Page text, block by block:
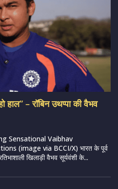
हाल” – रॉबिन उथप्पा की वैभव
Sensational Vaibhav
(image via BCCI/X) भारत के पूर्व
खिलाड़ी वैभव सूर्यवंशी के...